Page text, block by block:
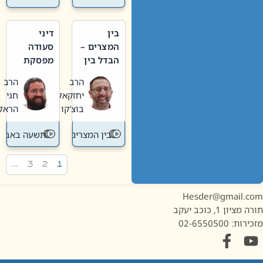
בין
המצרים –
הבדל בין
חדשה
לישנה
הרב
יחזקאל
בוצ'קו
בין המצרים
דיני
סעודה
מפסקת
תשעה
באב
הרב
חגי
הראל
תשעה באב
1, כוכב יעקב
02-6550500